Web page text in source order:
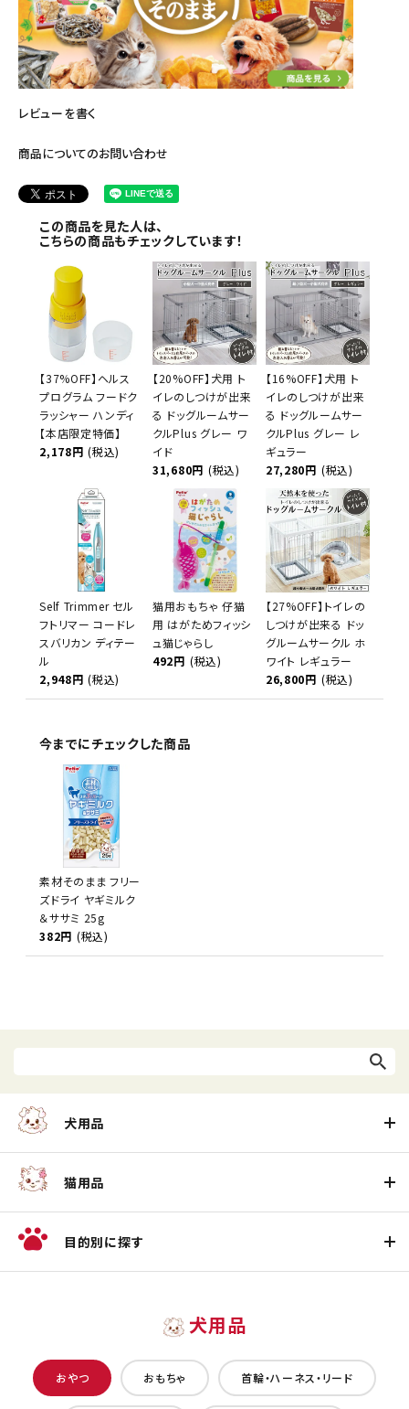
レビューを書く
商品についてのお問い合わせ
この商品を見た人は、
こちらの商品もチェックしています！
【37%OFF】ヘルス
プログラム フードク
ラッシャー ハンディ
【本店限定特価】
2,178円 (税込)
【20%OFF】犬用 ト
イレのしつけが出来
る ドッグルームサー
クルPlus グレー ワ
イド
31,680円 (税込)
【16%OFF】犬用 ト
イレのしつけが出来
る ドッグルームサー
クルPlus グレー レ
ギュラー
27,280円 (税込)
Self Trimmer セル
フトリマー コードレ
スバリカン ディテー
ル
2,948円 (税込)
猫用おもちゃ 仔猫
用 はがためフィッシ
ュ猫じゃらし
492円 (税込)
【27%OFF】トイレの
しつけが出来る ドッ
グルームサークル ホ
ワイト レギュラー
26,800円 (税込)
今までにチェックした商品
素材そのまま フリー
ズドライ ヤギミルク
＆ササミ 25g
382円 (税込)
犬用品
猫用品
目的別に探す
犬用品
おやつ おもちゃ 首輪・ハーネス・リード